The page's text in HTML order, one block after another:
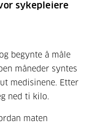
sykepleiere
begynte å måle
måneder syntes
medisinene. Etter
ned ti kilo.
maten